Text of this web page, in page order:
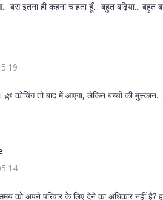
बस इतना ही कहना चाहता हूँ... बहुत बढ़िया... बहुत
🌿 कोचिंग तो बाद में आएगा, लेकिन बच्चों की
को अपने परिवार के लिए देने का अधिकार नहीं